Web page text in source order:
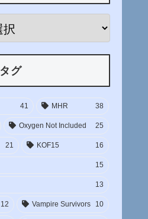
タグ
41 MHR 38
Oxygen Not Included 25
21 KOF15 16
15
13
12 Vampire Survivors 10